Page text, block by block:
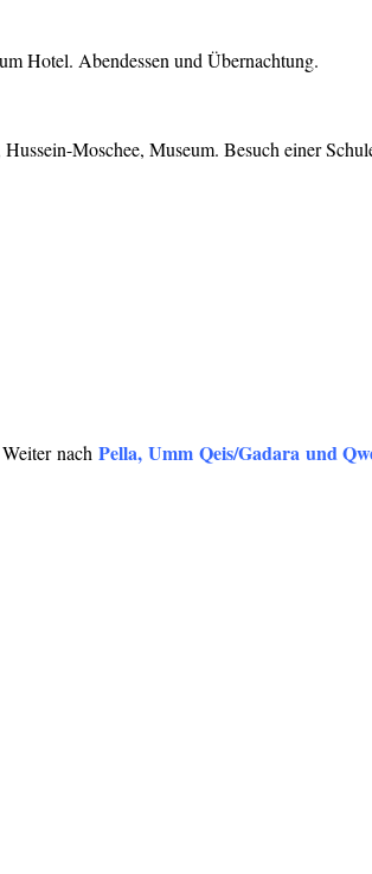
Hotel. Abendessen und Übernachtung.
Moschee, Museum. Besuch einer
nachPella, Umm Qeis/Gadara und